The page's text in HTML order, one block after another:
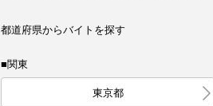
都道府県からバイトを探す
■関東
東京都